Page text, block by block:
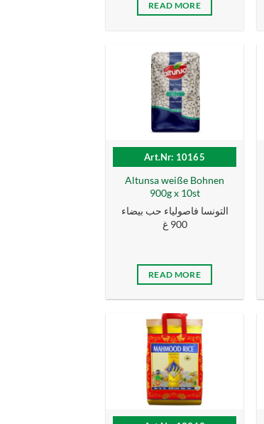
READ MORE
Art.Nr: 10165
Altunsa weiße Bohnen
900g x 10st
التونسا فاصولياء حب بيضاء
900 غ
READ MORE